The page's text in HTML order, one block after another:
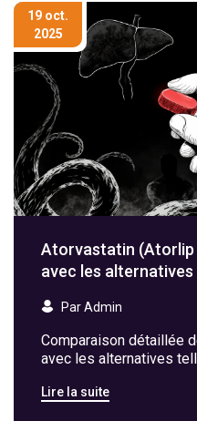
19 oct.
2025
Atorvastatin (Atorlip
avec les
Par Admin
Comparaison détaillée
avec les alternatives
le traitement cholestérol
Lire la suite